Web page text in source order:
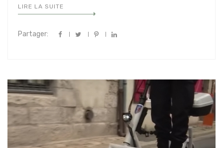
LIRE LA SUITE
Partager: